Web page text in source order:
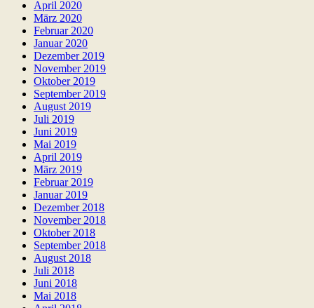
April 2020
März 2020
Februar 2020
Januar 2020
Dezember 2019
November 2019
Oktober 2019
September 2019
August 2019
Juli 2019
Juni 2019
Mai 2019
April 2019
März 2019
Februar 2019
Januar 2019
Dezember 2018
November 2018
Oktober 2018
September 2018
August 2018
Juli 2018
Juni 2018
Mai 2018